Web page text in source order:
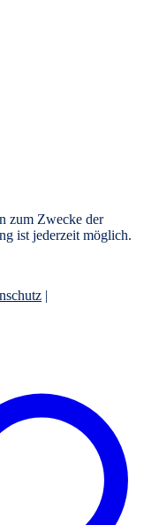
zum Zwecke der
ist jederzeit möglich.
|